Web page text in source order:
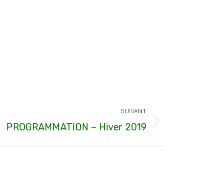
SUIVANT
PROGRAMMATION – Hiver 2019